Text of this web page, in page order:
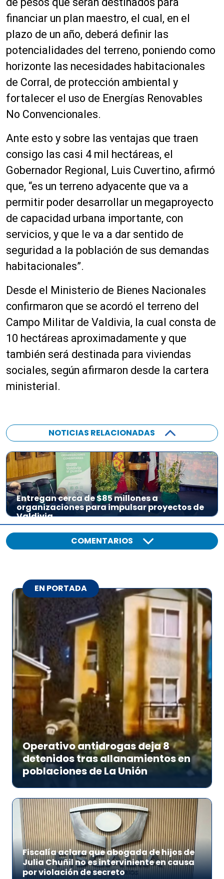
financiar un plan maestro, el cual, en el
plazo de un año, deberá definir las
potencialidades del terreno, poniendo como
horizonte las necesidades habitacionales
de Corral, de protección ambiental y
fortalecer el uso de Energías Renovables
No Convencionales.
Ante esto y sobre las ventajas que traen
consigo las casi 4 mil hectáreas, el
Gobernador Regional, Luis Cuvertino, afirmó
que, “es un terreno adyacente que va a
permitir poder desarrollar un megaproyecto
de capacidad urbana importante, con
servicios, y que le va a dar sentido de
seguridad a la población de sus demandas
habitacionales”.
Desde el Ministerio de Bienes Nacionales
confirmaron que se acordó el terreno del
Campo Militar de Valdivia, la cual consta de
10 hectáreas aproximadamente y que
también será destinada para viviendas
sociales, según afirmaron desde la cartera
ministerial.
NOTICIAS RELACIONADAS
Entregan cerca de $85 millones a
organizaciones para impulsar proyectos de
Valdivia
COMENTARIOS
EN PORTADA
Operativo antidrogas deja 8
detenidos tras allanamientos en
poblaciones de La Unión
Fiscalía aclara que abogada de hijos de
Julia Chuñil no es interviniente en causa
por violación de secreto